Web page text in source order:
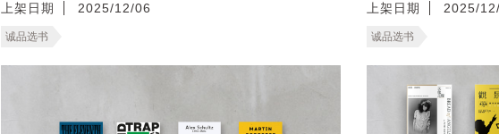
上架日期 2025/12/06
诚品选书
上架日期 2025/
诚品选书